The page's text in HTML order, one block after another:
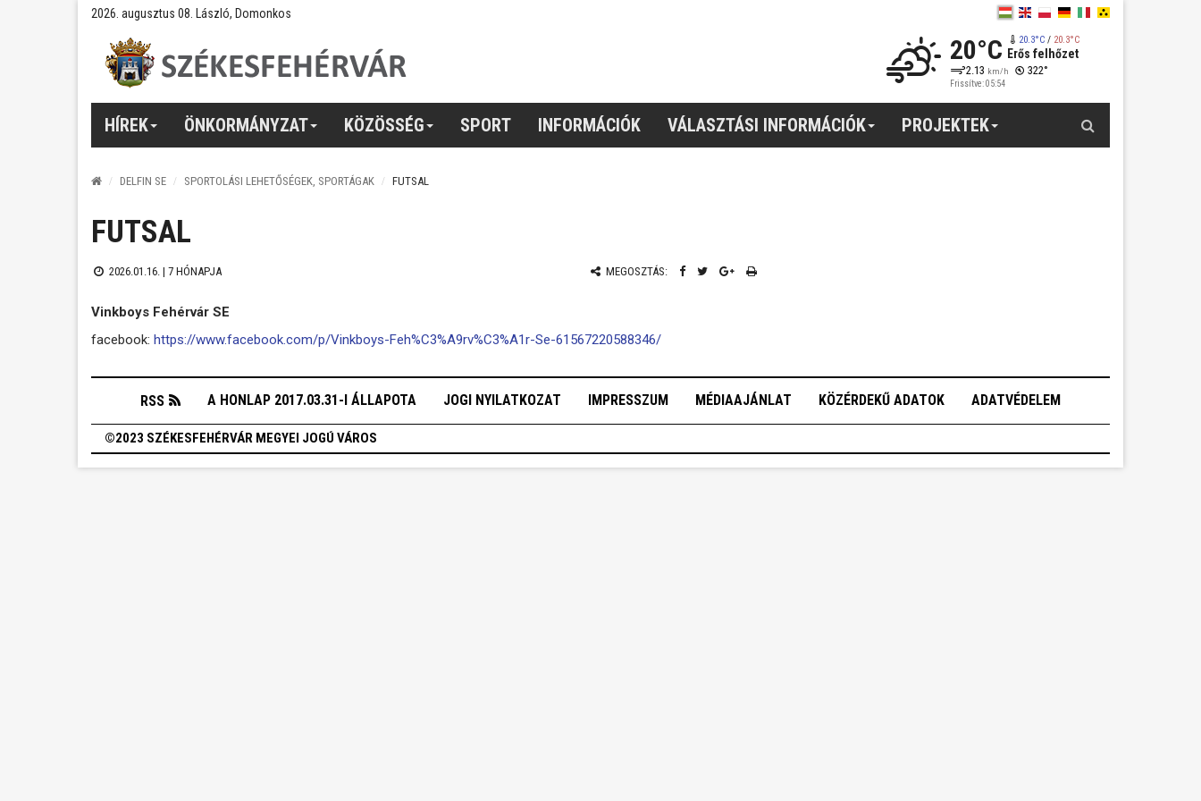
2026. augusztus 08. László, Domonkos
20°C 20.3°C/ 20.3°C
Erős felhőzet
2.13 km/h 322°
Frissítve: 05:54
HÍREK ÖNKORMÁNYZAT KÖZÖSSÉG SPORT INFORMÁCIÓK VÁLASZTÁSI INFORMÁCIÓK PROJEKTEK
DELFIN SE SPORTOLÁSI LEHETŐSÉGEK, SPORTÁGAK FUTSAL
FUTSAL
2026.01.16. | 7 HÓNAPJA MEGOSZTÁS:
Vinkboys Fehérvár SE
facebook: https://www.facebook.com/p/Vinkboys-Feh%C3%A9rv%C3%A1r-Se-61567220588346/
RSS A HONLAP 2017.03.31-I ÁLLAPOTA JOGI NYILATKOZAT IMPRESSZUM MÉDIAAJÁNLAT KÖZÉRDEKŰ ADATOK ADATVÉDELEM
©2023 SZÉKESFEHÉRVÁR MEGYEI JOGÚ VÁROS